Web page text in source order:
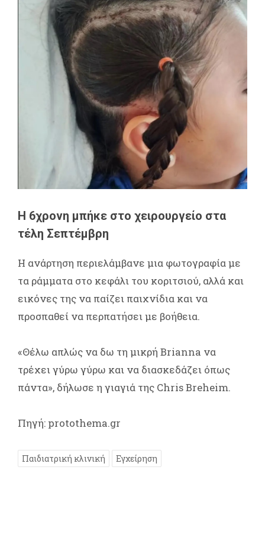
H 6χρονη μπήκε στο χειρουργείο στα
τέλη Σεπτέμβρη
Η ανάρτηση περιελάμβανε μια φωτογραφία με
τα ράμματα στο κεφάλι του κοριτσιού, αλλά και
εικόνες της να παίζει παιχνίδια και να
προσπαθεί να περπατήσει με βοήθεια.
«Θέλω απλώς να δω τη μικρή Brianna να
τρέχει γύρω γύρω και να διασκεδάζει όπως
πάντα», δήλωσε η γιαγιά της Chris Breheim.
Πηγή: protothema.gr
Παιδιατρική κλινική Εγχείρηση